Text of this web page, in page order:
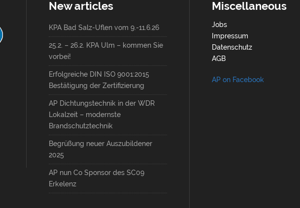
New articles
KPA Bad Salz-Uflen vom 9.-11.6.26
25.2. – 26.2. KPA Ulm – kommen Sie
vorbei!
Erfolgreiche DIN ISO 9001:2015
Bestätigung der Zertifizierung
AP Dichtungstechnik in der WDR
Lokalzeit – modernste
Brandschutztechnik
Begrüßung neuer Auszubildener
2025
AP nun Co Sponsor des SC09
Erkelenz
Miscellaneous
Jobs
Impressum
Datenschutz
AGB
AP on Facebook